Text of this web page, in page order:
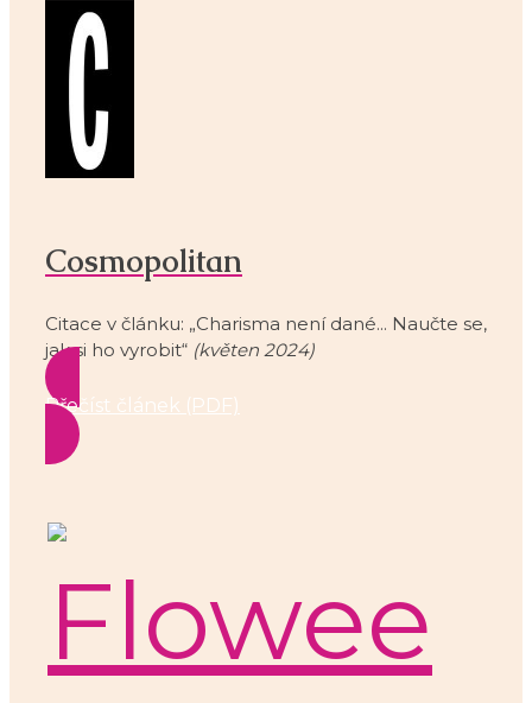
Cosmopolitan
Citace v článku: „Charisma není dané... Naučte se,
jak si ho vyrobit“ (květen 2024)
Přečíst článek (PDF)